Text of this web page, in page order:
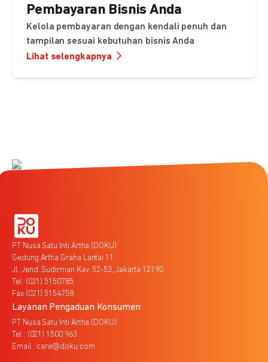
Pembayaran Bisnis Anda
Kelola pembayaran dengan kendali penuh dan
tampilan sesuai kebutuhan bisnis Anda
Lihat selengkapnya
PT Nusa Satu Inti Artha (DOKU)
Gedung Artha Graha Lantai 11
Jl. Jend. Sudirman Kav. 52-53, Jakarta 12190
Tel. (021) 5150785,
Fax (021) 5154758
Layanan Pengaduan Konsumen
PT Nusa Satu Inti Artha (DOKU)
Tel : (021) 1500 963
Email : care@doku.com